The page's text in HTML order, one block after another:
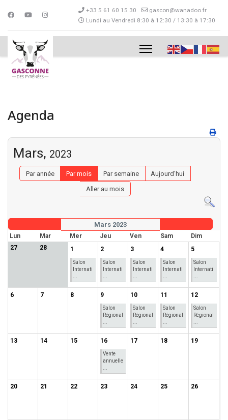
+33 5 61 60 15 30
gascon@wanadoo.fr
Lundi au Vendredi 8:30 à 12:30 / 13:30 à 17:30
Agenda
Mars, 2023
Par année Par mois Par semaine
Aujourd'hui
Aller au mois
Mars 2023
Lun Mar Mer Jeu Ven Sam
Dim
27
28 1
Salon
Internati
2
Salon
Internati
3
Salon
Internati
4
Salon
Internati
5
Salon
Internati
6 7 8 9
Salon
Régional
10
Salon
Régional
11
Salon
Régional
12
Salon
Régional
13 14 15 16
Vente
annuelle
17 18 19
20 21 22 23 24 25 26